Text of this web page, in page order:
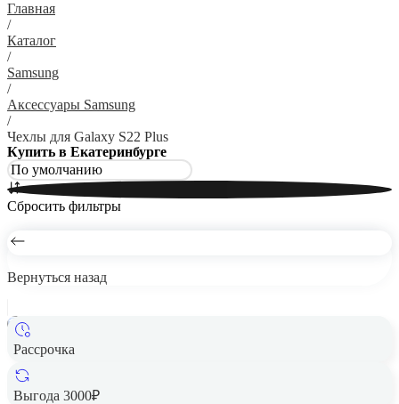
Главная
/
Каталог
/
Samsung
/
Аксессуары Samsung
/
Чехлы для Galaxy S22 Plus
Купить в Екатеринбурге
Сбросить фильтры
Вернуться назад
Рассрочка
Выгода 3000₽
Чехол Silicone Case v2 для Samsung Galaxy S22+ Черный
1 090 ₽